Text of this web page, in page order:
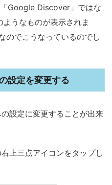
Google Discover」ではな
うなものが表示されま
のでこうなっているのでし
設定を変更する
設定に変更することが出来
上三点アイコンをタップし